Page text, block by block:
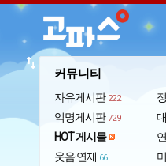
커뮤니티
자유게시판 222
익명게시판 729
HOT 게시물
웃음·연재 66
import_export